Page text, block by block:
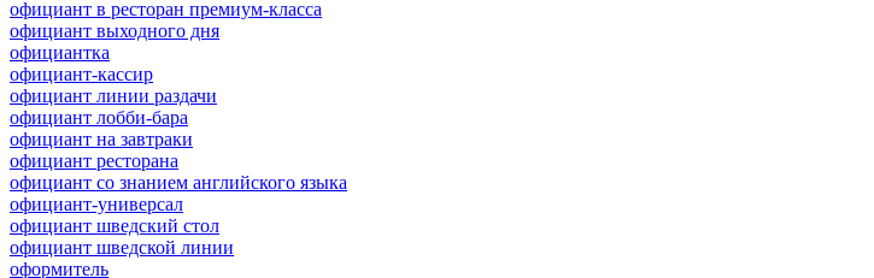
официант в ресторан премиум-класса
официант выходного дня
официантка
официант-кассир
официант линии раздачи
официант лобби-бара
официант на завтраки
официант ресторана
официант со знанием английского языка
официант-универсал
официант шведский стол
официант шведской линии
оформитель